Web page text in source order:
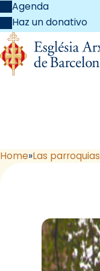
Agenda
Haz un donativo
Home Las parroquias